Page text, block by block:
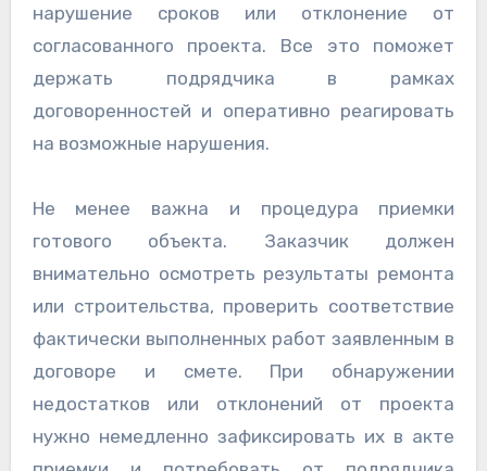
нарушение сроков или отклонение от
согласованного проекта. Все это поможет
держать подрядчика в рамках
договоренностей и оперативно реагировать
на возможные нарушения.
Не менее важна и процедура приемки
готового объекта. Заказчик должен
внимательно осмотреть результаты ремонта
или строительства, проверить соответствие
фактически выполненных работ заявленным в
договоре и смете. При обнаружении
недостатков или отклонений от проекта
нужно немедленно зафиксировать их в акте